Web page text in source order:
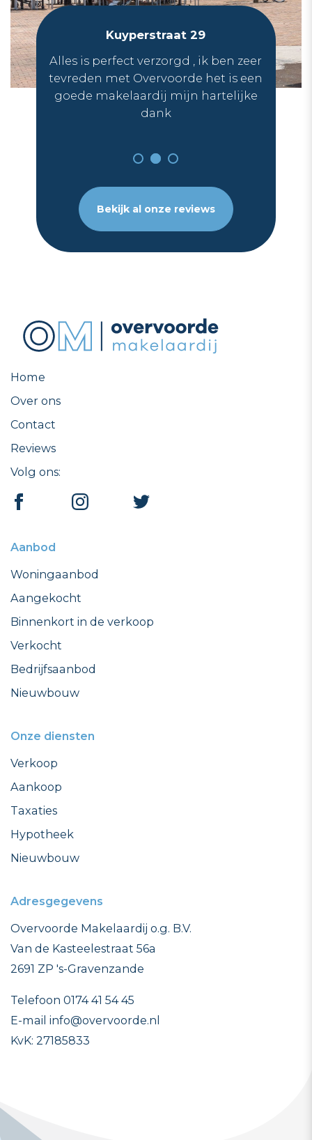
Kuyperstraat 29
Alles is perfect verzorgd , ik ben zeer
tevreden met Overvoorde het is een
goede makelaardij mijn hartelijke
dank
Bekijk al onze reviews
Home
Over ons
Contact
Reviews
Volg ons:
Aanbod
Woningaanbod
Aangekocht
Binnenkort in de verkoop
Verkocht
Bedrijfsaanbod
Nieuwbouw
Onze diensten
Verkoop
Aankoop
Taxaties
Hypotheek
Nieuwbouw
Adresgegevens
Overvoorde Makelaardij o.g. B.V.
Van de Kasteelestraat 56a
2691 ZP 's-Gravenzande
Telefoon 0174 41 54 45
E-mail info@overvoorde.nl
KvK: 27185833